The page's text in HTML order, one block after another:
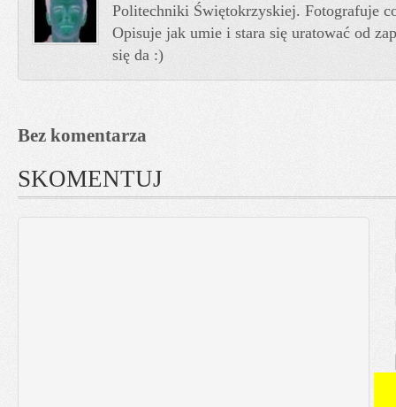
Politechniki Świętokrzyskiej. Fotografuje
Opisuje jak umie i stara się uratować od
się da :)
Bez komentarza
SKOMENTUJ